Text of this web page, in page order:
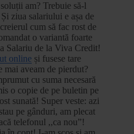
am? Trebuie să-l
ziua salariului e așa de
cum să fac rost de
o variantă foarte
Salariu de la Viva Credit!
online și fusese tare
mai aveam de pierdut?
cu suma necesară
o copie de pe buletin pe
sunată! Super veste: azi
pe gânduri, am plecat
telefonul ,,ca nou”!